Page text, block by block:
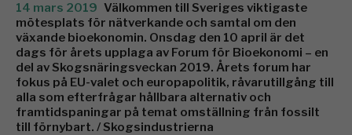
14 mars 2019 Välkommen till Sveriges viktigaste
mötesplats för nätverkande och samtal om den
växande bioekonomin. Onsdag den 10 april är det
dags för årets upplaga av Forum för Bioekonomi – en
del av Skogsnäringsveckan 2019. Årets forum har
fokus på EU-valet och europapolitik, råvarutillgång till
alla som efterfrågar hållbara alternativ och
framtidspaningar på temat omställning från fossilt
till förnybart. / Skogsindustrierna